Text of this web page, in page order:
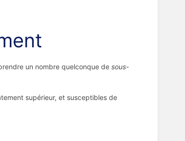
un nombre quelconque de sous-
supérieur, et susceptibles de